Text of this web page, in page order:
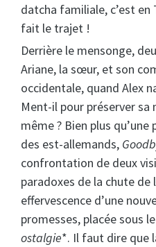
datcha familiale, c’est en
fait le trajet !
Derrière le mensonge,
Ariane, la sœur, et son
occidentale, quand Alex
Ment-il pour préserver sa
même ? Bien plus
des est-allemands,
confrontation de deux
paradoxes de la chute
effervescence d’une
promesses, placée sous
ostalgie*. Il faut dire que